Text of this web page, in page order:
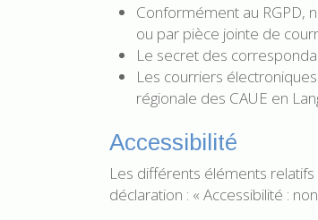
Conformément au RGPD,
ou par pièce jointe de
Le secret des
Les courriers
régionale des CAUE en
Accessibilité
Les différents éléments
déclaration : « Accessibilité :